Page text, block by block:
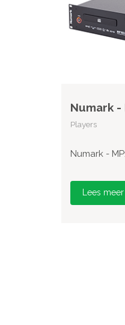
Numark -
Players
Numark -
Lees meer